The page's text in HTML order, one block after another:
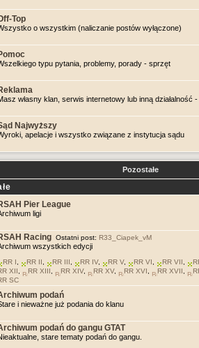
Top
o wszystkim (naliczanie postów wyłączone)
typu pytania, problemy, porady - sprzęt
własny klan, serwis internetowy lub inną działalność
Najwyższy
apelacje i wszystko związane z instytucja sądu
Pozostałe
Pier League
ligi
Racing Ostatni post: R33_Ciapek_vM
wszystkich edycji
RR I RR II RR III RR IV, RR V, RR VI RR VII
XII
RR XIII RR XIV, RR XV, RR XVI RR XVII
SC
podań
i nieważne już podania do klanu
podań do gangu GTAT
stare tematy podań do gangu.